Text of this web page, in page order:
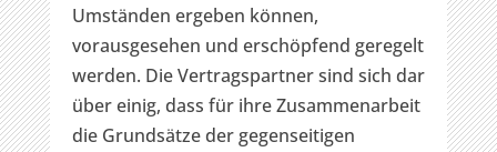
Umständen ergeben können,
vorausgesehen und erschöpfend geregelt
werden. Die Vertragspartner sind sich dar
über einig, dass für ihre Zusammenarbeit
die Grundsätze der gegenseitigen